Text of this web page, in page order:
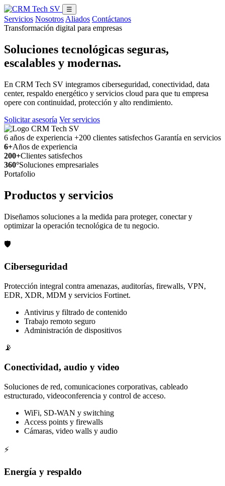
☰
Servicios Nosotros Aliados Contáctanos
Transformación digital para empresas
Soluciones tecnológicas seguras,
escalables y modernas.
En CRM Tech SV integramos ciberseguridad, conectividad, data
center, respaldo energético y servicios cloud para que tu empresa
opere con continuidad, protección y alto rendimiento.
Solicitar asesoría Ver servicios
6 años de experiencia +200 clientes satisfechos Garantía en servicios
6+Años de experiencia
200+Clientes satisfechos
360°Soluciones empresariales
Portafolio
Productos y servicios
Diseñamos soluciones a la medida para proteger, conectar y
optimizar la operación tecnológica de tu negocio.
🛡️
Ciberseguridad
Protección integral contra amenazas, auditorías, firewalls, VPN,
EDR, XDR, MDM y servicios Fortinet.
Antivirus y filtrado de contenido
Trabajo remoto seguro
Administración de dispositivos
📡
Conectividad, audio y video
Soluciones de red, comunicaciones corporativas, cableado
estructurado, videoconferencia y control de acceso.
WiFi, SD-WAN y switching
Access points y firewalls
Cámaras, video walls y audio
⚡
Energía y respaldo